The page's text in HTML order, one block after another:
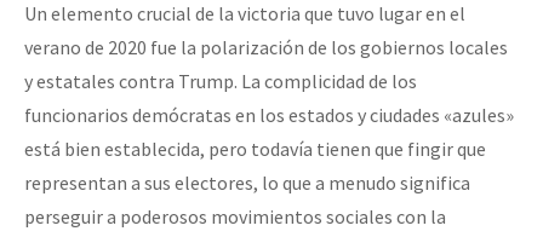
Un elemento crucial de la victoria que tuvo lugar en el
verano de 2020 fue la polarización de los gobiernos locales
y estatales contra Trump. La complicidad de los
funcionarios demócratas en los estados y ciudades «azules»
está bien establecida, pero todavía tienen que fingir que
representan a sus electores, lo que a menudo significa
perseguir a poderosos movimientos sociales con la